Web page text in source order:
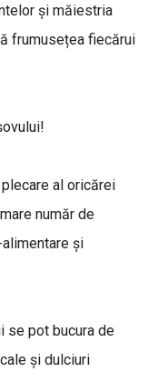
și măiestria
frumusețea fiecărui
al oricărei
număr de
și
se pot bucura de
și dulciuri